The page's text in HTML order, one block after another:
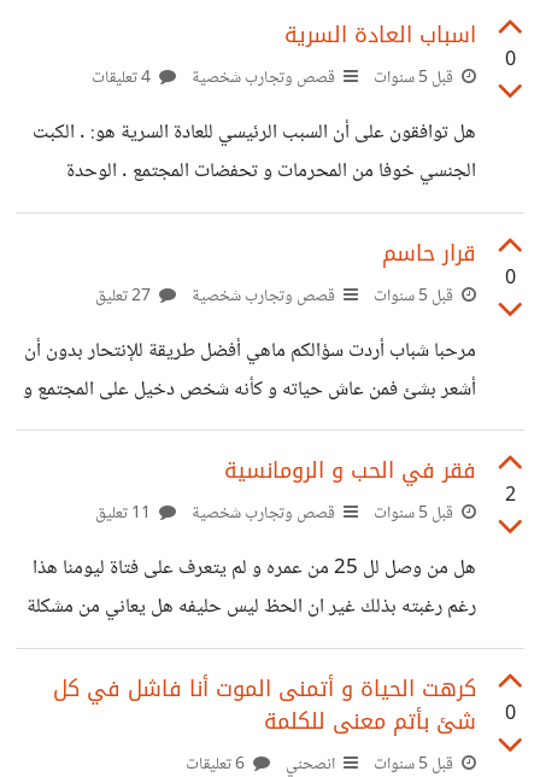
أن الأربعة يريدون الحفاظ على توازن الأرض و البشر و أما ليكس
و الآلي يمثلان محاولة السيطرة على الكوكب لمصالحهم
0
اسباب العادة السرية
قبل 5 سنوات قصص وتجارب شخصية
هل توافقون على أن السبب الرئيسي للعادة السرية هو: . الكبت
الجنسي خوفا من المحرمات و تحفضات المجتمع . الوحدة
العاطفية الجنسية . العنوسة و ليس بسبب الافلام الاباحية فهي
فقط في اعتقادي تبدو لزيادة لذة هزة الجماع مع مرور بعض
السيناريوهات الجنسية في مخيلة الشخص شابا كان أم فتاة. . و
0
قرار حاسم
قبل 5 سنوات قصص وتجارب شخصية
مرحبا شباب أردت سؤالكم ماهي أفضل طريقة للإنتحار بدون أن
أشعر بشئ فمن عاش حياته و كأنه شخص دخيل على المجتمع و
تجاربه معدومة في الدنيا ما الفائدة من بقائه يتعذب وحيدا و لم
يكسب من الدنيا شئ سوى القهر
2
فقر في الحب و الرومانسية
قبل 5 سنوات قصص وتجارب شخصية
هل من وصل لل 25 من عمره و لم يتعرف على فتاة ليومنا هذا
رغم رغبته بذلك غير ان الحظ ليس حليفه هل يعاني من مشكلة
و لماذا؟
0
كرهت الحياة و أتمنى الموت أنا فاشل في كل
شئ بأتم معنى للكلمة
قبل 5 سنوات انصحني